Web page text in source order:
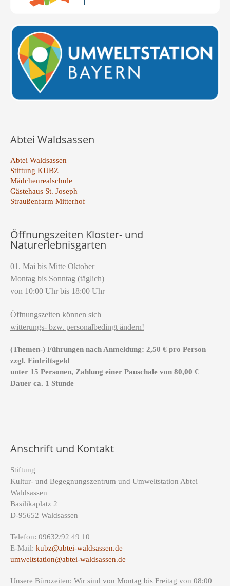
Abtei Waldsassen
Abtei Waldsassen
Stiftung KUBZ
Mädchenrealschule
Gästehaus St. Joseph
Straußenfarm Mitterhof
Öffnungszeiten Kloster- und
Naturerlebnisgarten
01. Mai bis Mitte Oktober
Montag bis Sonntag (täglich)
von 10:00 Uhr bis 18:00 Uhr
Öffnungszeiten können sich
witterungs- bzw. personalbedingt ändern!
(Themen-) Führungen nach Anmeldung: 2,50 € pro Person
zzgl. Eintrittsgeld
unter 15 Personen, Zahlung einer Pauschale von 80,00 €
Dauer ca. 1 Stunde
Anschrift und Kontakt
Stiftung
Kultur- und Begegnungszentrum und Umweltstation Abtei
Waldsassen
Basilikaplatz 2
D-95652 Waldsassen
Telefon: 09632/92 49 10
E-Mail: kubz@abtei-waldsassen.de
umweltstation@abtei-waldsassen.de
Unsere Bürozeiten: Wir sind von Montag bis Freitag von 08:00